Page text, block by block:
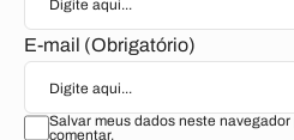
E-mail (Obrigatório)
Salvar meus dados neste
comentar.